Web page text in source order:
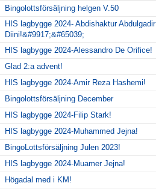
Bingolottsförsäljning helgen V.50
HIS lagbygge 2024- Abdishaktur Abdulgadir
Diini!&#9917;&#65039;
HIS lagbygge 2024-Alessandro De Orifice!
Glad 2:a advent!
HIS lagbygge 2024-Amir Reza Hashemi!
Bingolottsförsäljning December
HIS lagbygge 2024-Filip Stark!
HIS lagbygge 2024-Muhammed Jejna!
BingoLottsförsäljning Julen 2023!
HIS lagbygge 2024-Muamer Jejna!
Högadal med i KM!